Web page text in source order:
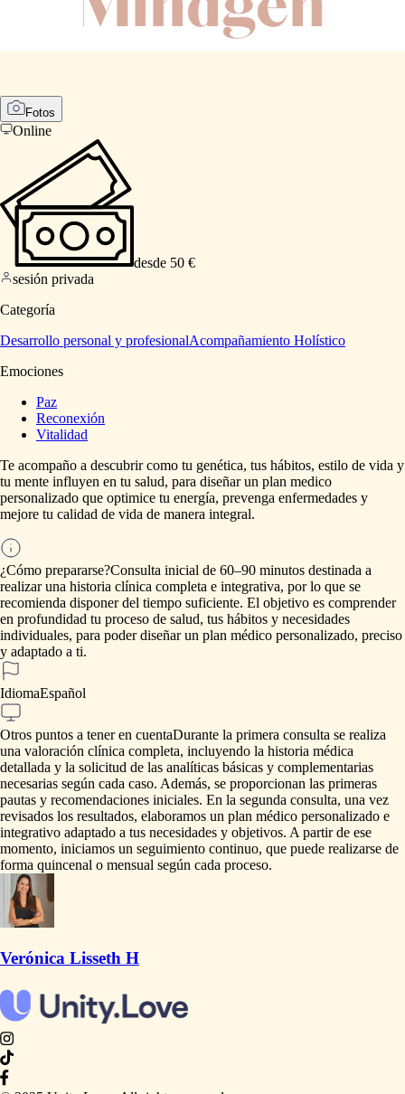
Fotos
Online
desde 50 €
sesión privada
Categoría
Desarrollo personal y profesionalAcompañamiento Holístico
Emociones
Paz
Reconexión
Vitalidad
Te acompaño a descubrir como tu genética, tus hábitos, estilo de vida y
tu mente influyen en tu salud, para diseñar un plan medico
personalizado que optimice tu energía, prevenga enfermedades y
mejore tu calidad de vida de manera integral.
¿Cómo prepararse?Consulta inicial de 60–90 minutos destinada a
realizar una historia clínica completa e integrativa, por lo que se
recomienda disponer del tiempo suficiente. El objetivo es comprender
en profundidad tu proceso de salud, tus hábitos y necesidades
individuales, para poder diseñar un plan médico personalizado, preciso
y adaptado a ti.
IdiomaEspañol
Otros puntos a tener en cuentaDurante la primera consulta se realiza
una valoración clínica completa, incluyendo la historia médica
detallada y la solicitud de las analíticas básicas y complementarias
necesarias según cada caso. Además, se proporcionan las primeras
pautas y recomendaciones iniciales. En la segunda consulta, una vez
revisados los resultados, elaboramos un plan médico personalizado e
integrativo adaptado a tus necesidades y objetivos. A partir de ese
momento, iniciamos un seguimiento continuo, que puede realizarse de
forma quincenal o mensual según cada proceso.
Verónica Lisseth H